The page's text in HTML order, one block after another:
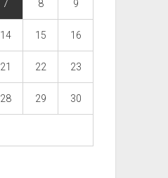
7 8 9
14 15 16
21 22 23
28 29 30